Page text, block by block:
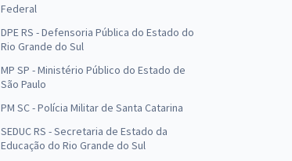
Federal
DPE RS - Defensoria Pública do Estado do
Rio Grande do Sul
MP SP - Ministério Público do Estado de
São Paulo
PM SC - Polícia Militar de Santa Catarina
SEDUC RS - Secretaria de Estado da
Educação do Rio Grande do Sul